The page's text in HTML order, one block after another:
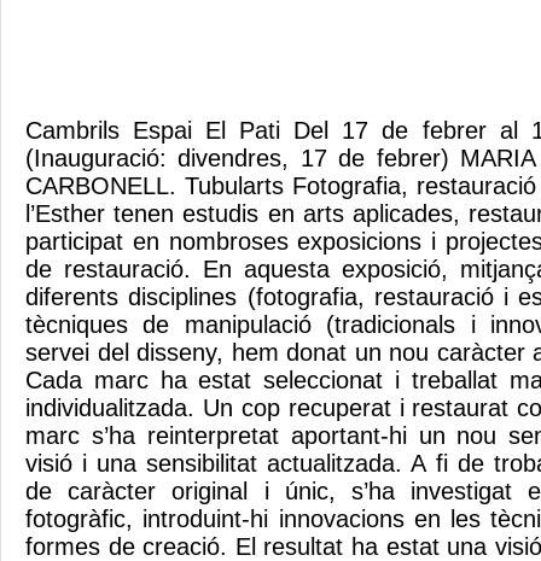
Cambrils Espai El Pati Del 17 de febrer al
(Inauguració: divendres, 17 de febrer)
CARBONELL. Tubularts Fotografia,
l’Esther tenen estudis en arts aplicades,
participat en nombroses exposicions i
de restauració. En aquesta exposició,
diferents disciplines (fotografia, restauració i
tècniques de manipulació (tradicionals i
servei del disseny, hem donat un nou caràcter
Cada marc ha estat seleccionat i treballat
individualitzada. Un cop recuperat i restaurat
marc s’ha reinterpretat aportant-hi un nou
visió i una sensibilitat actualitzada. A fi de
de caràcter original i únic, s’ha investigat
fotogràfic, introduint-hi innovacions en les
formes de creació. El resultat ha estat una